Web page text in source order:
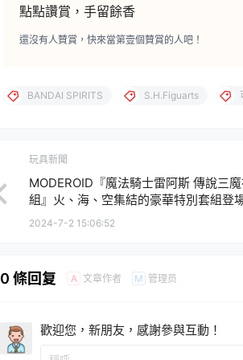
點點讚賞，手留餘香
還沒有人贊賞，快來當第壹個贊賞的人吧！
BANDAI SPIRITS S.H.Figuarts
玩具新聞
MODEROID『魔法騎士雷阿斯 傳說三
組』火、海、空集結的豪華特別套組登
2024-7-2 15:06:52
0 條回复 A 文章作者 M 管理员
歡迎您，新朋友，感謝參與互動！